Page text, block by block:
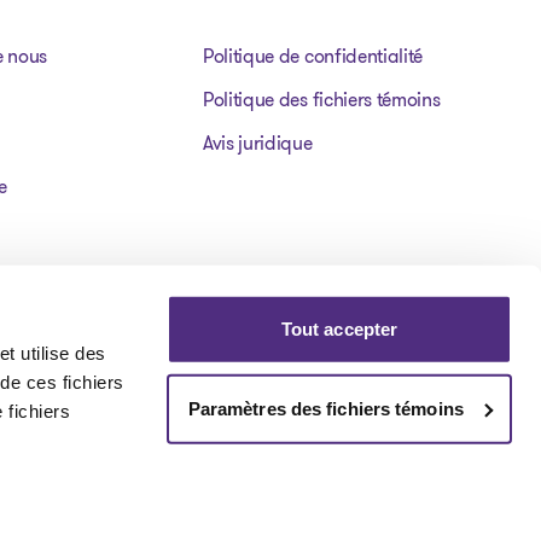
utilise des
ces fichiers
fichiers
Tout accepter
Paramètres des fichiers témoins
nous
Politique de confidentialité
Politique des fichiers témoins
Avis juridique